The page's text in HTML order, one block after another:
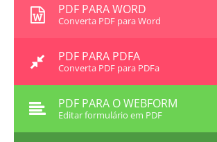
PDF PARA WORD
Converta PDF para Word
PDF PARA PDFA
Converta PDF para PDFa
PDF PARA O WEBFORM
Editar formulário em PDF